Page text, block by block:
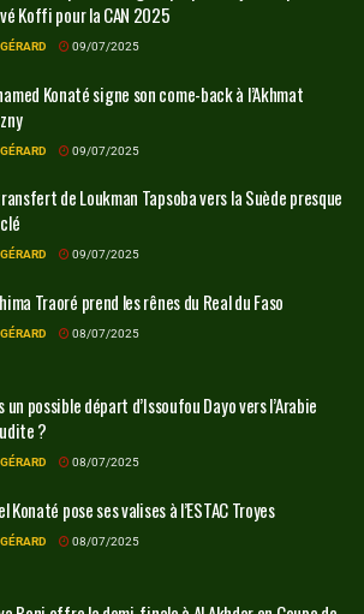
Koffi pour la CAN 2025
GÉRARD 09/07/2025
Konaté signe son come-back à l’Akhmat
GÉRARD 09/07/2025
de Loukman Tapsoba vers la Suède presque
GÉRARD 09/07/2025
Traoré prend les rênes du Real du Faso
GÉRARD 08/07/2025
un possible départ d’Issoufou Dayo vers l’Arabie
?
GÉRARD 08/07/2025
Konaté pose ses valises à l’ESTAC Troyes
GÉRARD 08/07/2025